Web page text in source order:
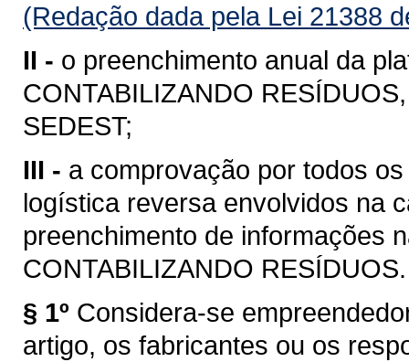
(Redação dada pela Lei 21388
II - o preenchimento anual da
CONTABILIZANDO
SEDEST;
III - a comprovação por todos
logística reversa envolvidos na
preenchimento de informações
CONTABILIZANDO RESÍDUOS.
§ 1º Considera-se
artigo, os fabricantes ou os